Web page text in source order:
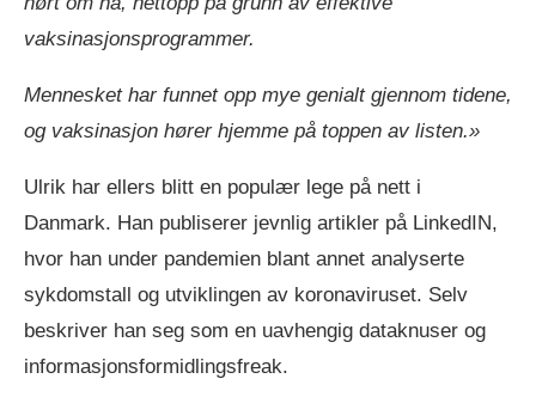
vaksinasjonsprogrammer.
Mennesket har funnet opp mye genialt gjennom tidene,
og vaksinasjon hører hjemme på toppen av listen.»
Ulrik har ellers blitt en populær lege på nett i
Danmark. Han publiserer jevnlig artikler på LinkedIN,
hvor han under pandemien blant annet analyserte
sykdomstall og utviklingen av koronaviruset. Selv
beskriver han seg som en uavhengig dataknuser og
informasjonsformidlingsfreak.